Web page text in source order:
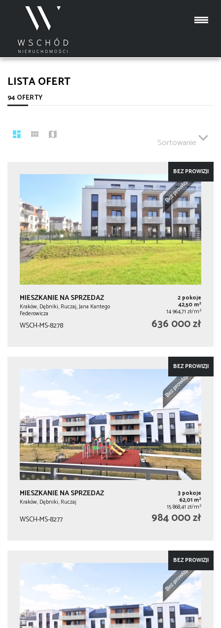
LISTA OFERT
94 OFERTY
Sortowanie
BEZ PROWIZJI
MIESZKANIE NA SPRZEDAŻ
Kraków, Dębniki, Ruczaj, Jana Kantego
Federowicza
2 pokoje
42,50 m2
14 964,71 zł/m2
WSCH-MS-8278 636 000 zł
BEZ PROWIZJI
MIESZKANIE NA SPRZEDAŻ
Kraków, Dębniki, Ruczaj
3 pokoje
62,01 m2
15 868,41 zł/m2
WSCH-MS-8277 984 000 zł
BEZ PROWIZJI